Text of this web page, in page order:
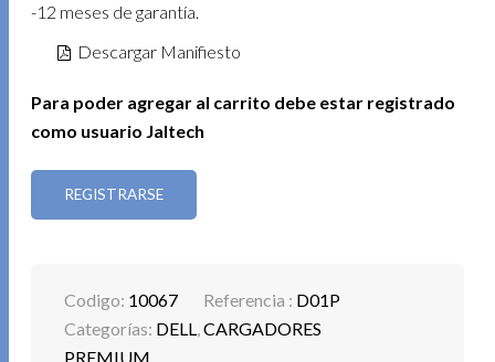
-12 meses de garantía.
Descargar Manifiesto
Para poder agregar al carrito debe estar registrado
como usuario Jaltech
REGISTRARSE
Codigo: 10067 Referencia : D01P
Categorías: DELL,CARGADORES
PREMIUM